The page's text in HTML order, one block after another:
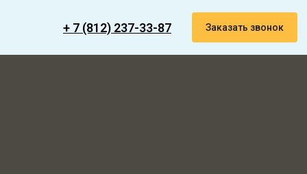
+ 7 (812) 237-33-87 Заказать звонок